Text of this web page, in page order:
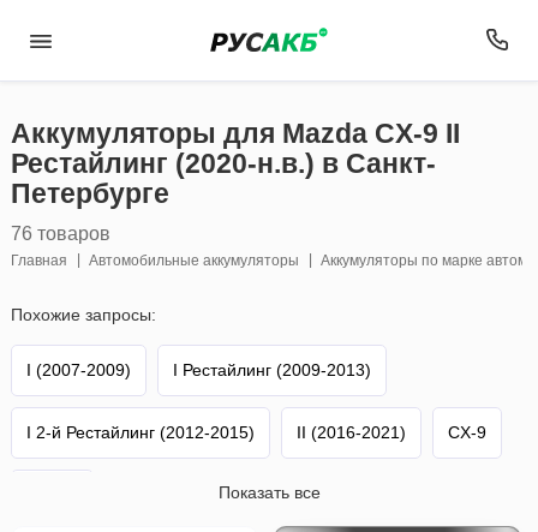
Аккумуляторы для Mazda CX-9 II
Рестайлинг (2020-н.в.) в Санкт-
Петербурге
76 товаров
Главная Автомобильные аккумуляторы Аккумуляторы по марке
Похожие запросы:
I (2007-2009) I Рестайлинг (2009-2013)
I 2-й Рестайлинг (2012-2015) II (2016-2021) CX-9
Показать все